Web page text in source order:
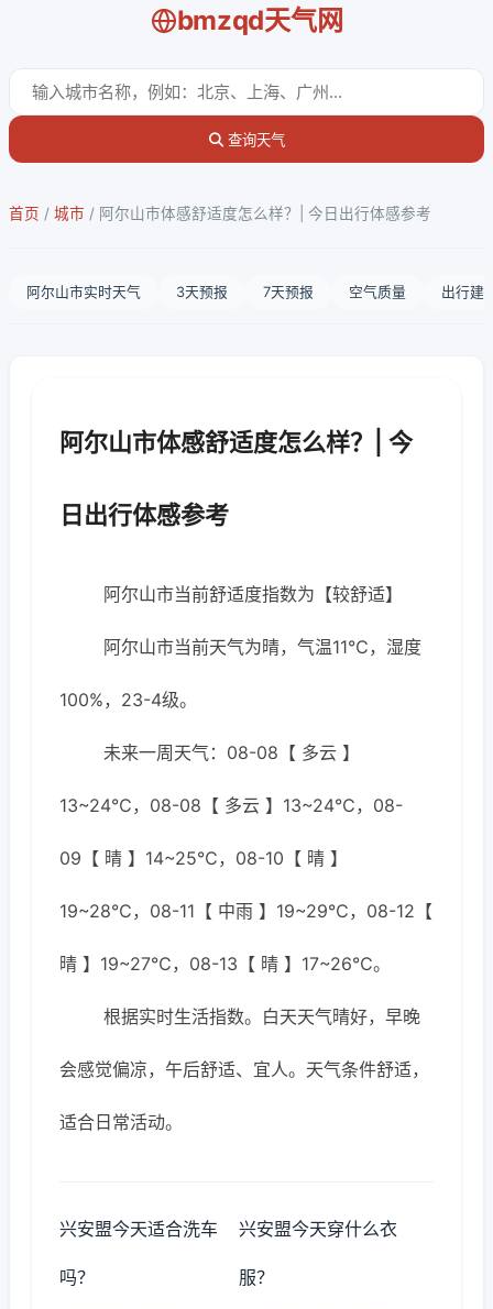
bmzqd天气网
查询天气
首页 / 城市 / 阿尔山市体感舒适度怎么样？| 今日出行体感参考
阿尔山市实时天气 3天预报 7天预报 空气质量 出行建
阿尔山市体感舒适度怎么样？| 今
日出行体感参考
阿尔山市当前舒适度指数为【较舒适】
阿尔山市当前天气为晴，气温11℃，湿度
100%，23-4级。
未来一周天气：08-08【 多云 】
13~24℃，08-08【 多云 】13~24℃，08-
09【 晴 】14~25℃，08-10【 晴 】
19~28℃，08-11【 中雨 】19~29℃，08-12【
晴 】19~27℃，08-13【 晴 】17~26℃。
根据实时生活指数。白天天气晴好，早晚
会感觉偏凉，午后舒适、宜人。天气条件舒适，
适合日常活动。
兴安盟今天适合洗车
吗？
兴安盟今天穿什么衣
服？